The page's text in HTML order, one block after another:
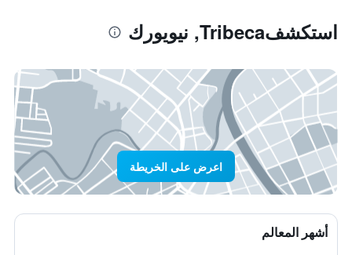
استكشفTribeca, نيويورك
اعرض على الخريطة
أشهر المعالم